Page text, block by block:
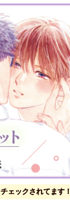
ェックされてます！